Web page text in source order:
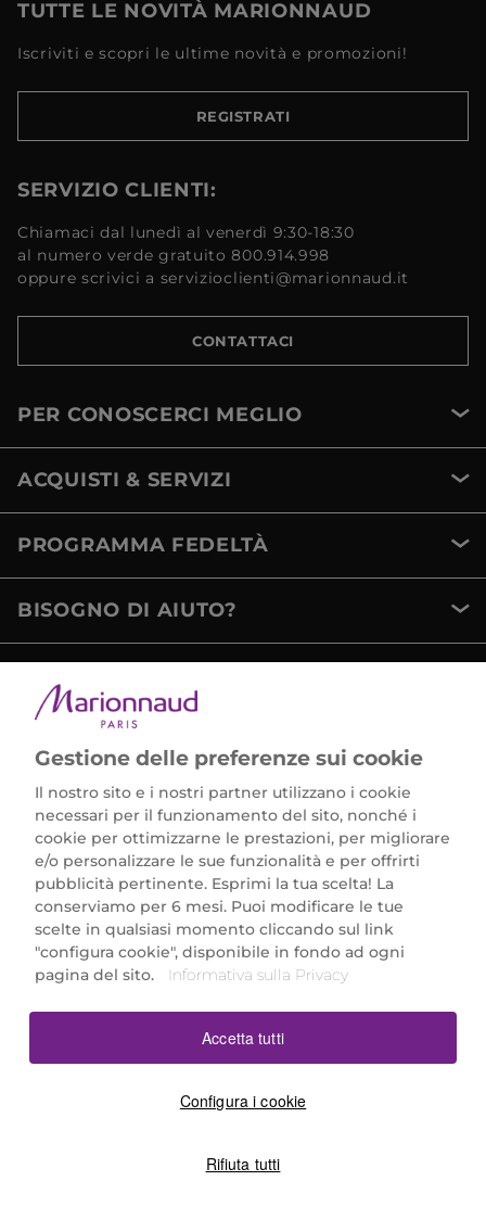
TUTTE LE NOVITÀ MARIONNAUD
Iscriviti e scopri le ultime novità e promozioni!
REGISTRATI
SERVIZIO CLIENTI:
Chiamaci dal lunedì al venerdì 9:30-18:30
al numero verde gratuito 800.914.998
oppure scrivici a servizioclienti@marionnaud.it
CONTATTACI
PER CONOSCERCI MEGLIO
ACQUISTI & SERVIZI
PROGRAMMA FEDELTÀ
BISOGNO DI AIUTO?
Marionnaud Parfumeries Italia S.r.l.
Largo Fiera Milano 5, 20017 Rho (MI)
REA Milano 1650024 con P.IVA 13425220152.
SCARICA LA NOSTRA APP
Gestione delle preferenze sui cookie
Il nostro sito e i nostri partner utilizzano i cookie
necessari per il funzionamento del sito, nonché i
cookie per ottimizzarne le prestazioni, per migliorare
e/o personalizzare le sue funzionalità e per offrirti
pubblicità pertinente. Esprimi la tua scelta! La
conserviamo per 6 mesi. Puoi modificare le tue
scelte in qualsiasi momento cliccando sul link
"configura cookie", disponibile in fondo ad ogni
pagina del sito.
Informativa sulla Privacy
Configura i cookie
Rifiuta tutti
Accetta tutti